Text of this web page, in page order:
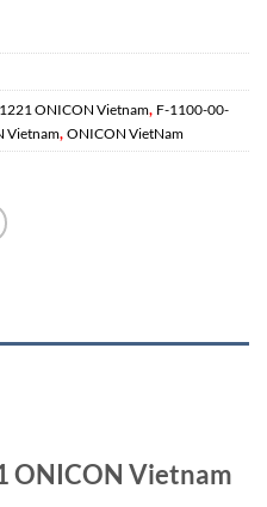
ONICON Vietnam, F-1100-00-
Vietnam, ONICON VietNam
ONICON Vietnam